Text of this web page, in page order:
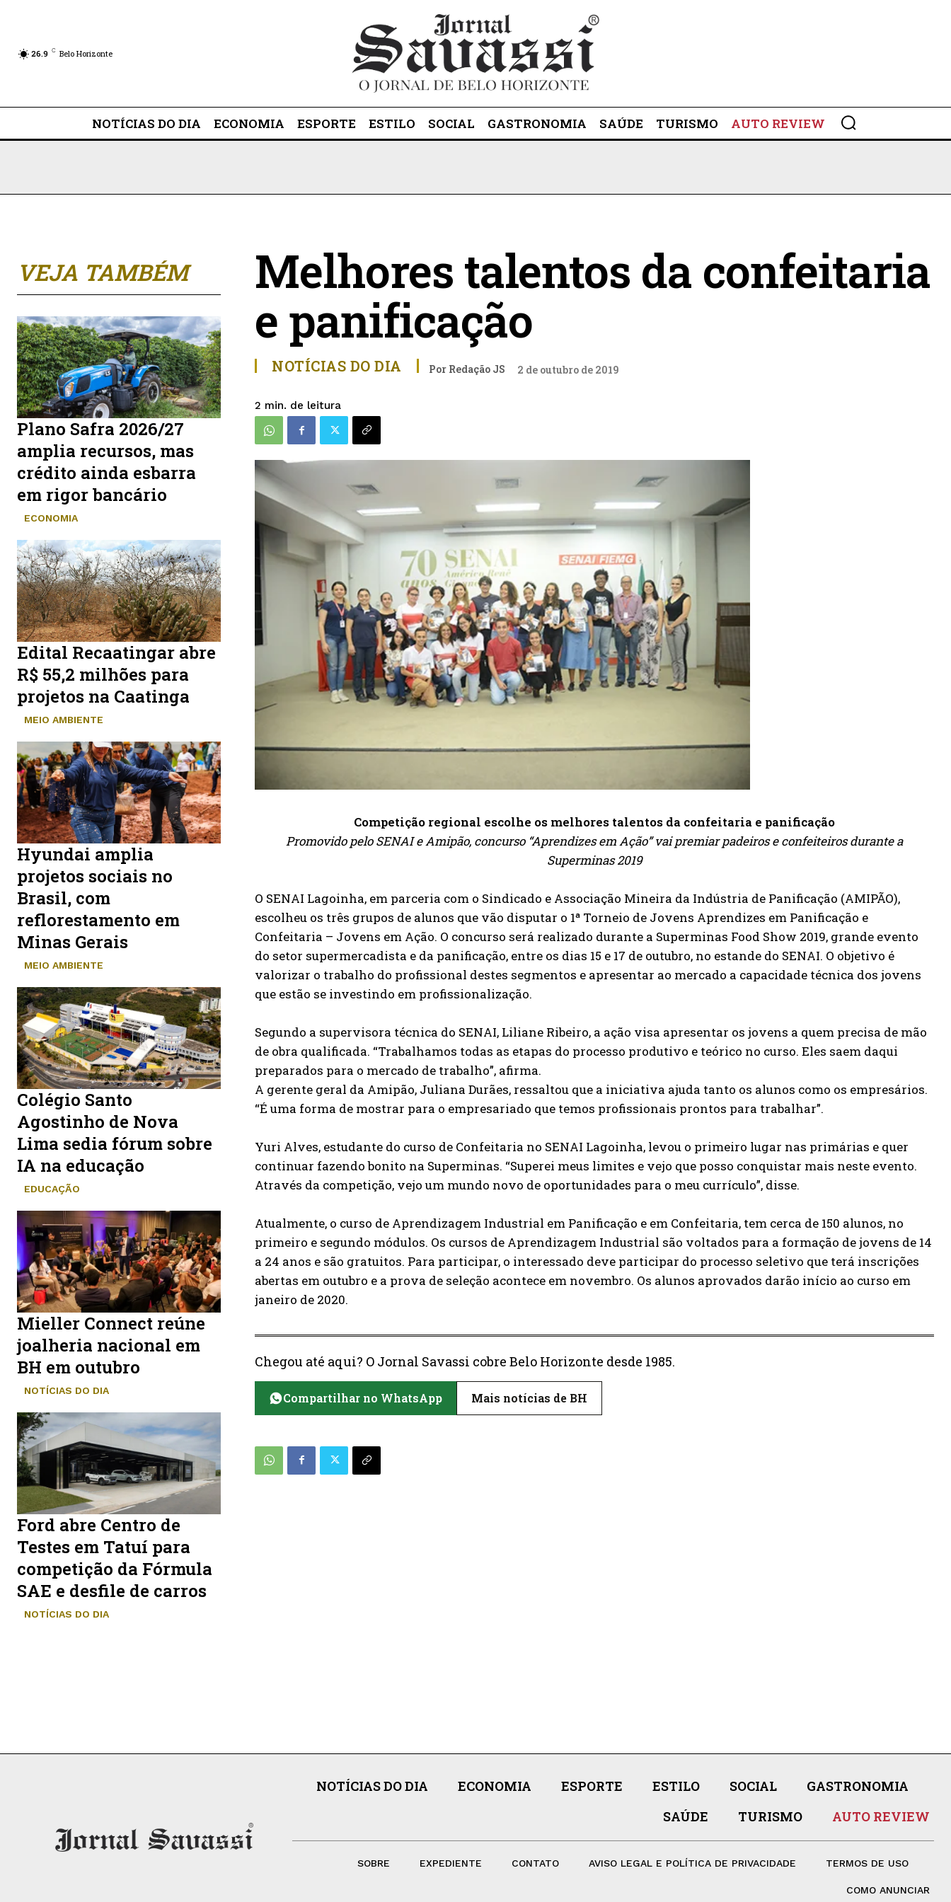
26.9 C Belo Horizonte
NOTÍCIAS DO DIA ECONOMIA ESPORTE ESTILO SOCIAL GASTRONOMIA SAÚDE TURISMO AUTO REVIEW
VEJA TAMBÉM
Plano Safra 2026/27
amplia recursos, mas
crédito ainda esbarra
em rigor bancário
ECONOMIA
Edital Recaatingar abre
R$ 55,2 milhões para
projetos na Caatinga
MEIO AMBIENTE
Hyundai amplia
projetos sociais no
Brasil, com
reflorestamento em
Minas Gerais
MEIO AMBIENTE
Colégio Santo
Agostinho de Nova
Lima sedia fórum sobre
IA na educação
EDUCAÇÃO
Mieller Connect reúne
joalheria nacional em
BH em outubro
NOTÍCIAS DO DIA
Ford abre Centro de
Testes em Tatuí para
competição da Fórmula
SAE e desfile de carros
NOTÍCIAS DO DIA
Melhores talentos da confeitaria
e panificação
NOTÍCIAS DO DIA Por Redação JS 2 de outubro de 2019
2 min. de leitura
Competição regional escolhe os melhores talentos da confeitaria e panificação
Promovido pelo SENAI e Amipão, concurso “Aprendizes em Ação” vai premiar padeiros e confeiteiros durante a
Superminas 2019
O SENAI Lagoinha, em parceria com o Sindicado e Associação Mineira da Indústria de Panificação (AMIPÃO),
escolheu os três grupos de alunos que vão disputar o 1ª Torneio de Jovens Aprendizes em Panificação e
Confeitaria – Jovens em Ação. O concurso será realizado durante a Superminas Food Show 2019, grande evento
do setor supermercadista e da panificação, entre os dias 15 e 17 de outubro, no estande do SENAI. O objetivo é
valorizar o trabalho do profissional destes segmentos e apresentar ao mercado a capacidade técnica dos jovens
que estão se investindo em profissionalização.
Segundo a supervisora técnica do SENAI, Liliane Ribeiro, a ação visa apresentar os jovens a quem precisa de mão
de obra qualificada. “Trabalhamos todas as etapas do processo produtivo e teórico no curso. Eles saem daqui
preparados para o mercado de trabalho”, afirma.
A gerente geral da Amipão, Juliana Durães, ressaltou que a iniciativa ajuda tanto os alunos como os empresários.
“É uma forma de mostrar para o empresariado que temos profissionais prontos para trabalhar”.
Yuri Alves, estudante do curso de Confeitaria no SENAI Lagoinha, levou o primeiro lugar nas primárias e quer
continuar fazendo bonito na Superminas. “Superei meus limites e vejo que posso conquistar mais neste evento.
Através da competição, vejo um mundo novo de oportunidades para o meu currículo”, disse.
Atualmente, o curso de Aprendizagem Industrial em Panificação e em Confeitaria, tem cerca de 150 alunos, no
primeiro e segundo módulos. Os cursos de Aprendizagem Industrial são voltados para a formação de jovens de 14
a 24 anos e são gratuitos. Para participar, o interessado deve participar do processo seletivo que terá inscrições
abertas em outubro e a prova de seleção acontece em novembro. Os alunos aprovados darão início ao curso em
janeiro de 2020.
Chegou até aqui? O Jornal Savassi cobre Belo Horizonte desde 1985.
Compartilhar no WhatsApp Mais notícias de BH
NOTÍCIAS DO DIA ECONOMIA ESPORTE ESTILO SOCIAL
GASTRONOMIA
SAÚDE
TURISMO AUTO REVIEW
SOBRE EXPEDIENTE CONTATO AVISO LEGAL E POLÍTICA DE PRIVACIDADE TERMOS DE USO
COMO ANUNCIAR